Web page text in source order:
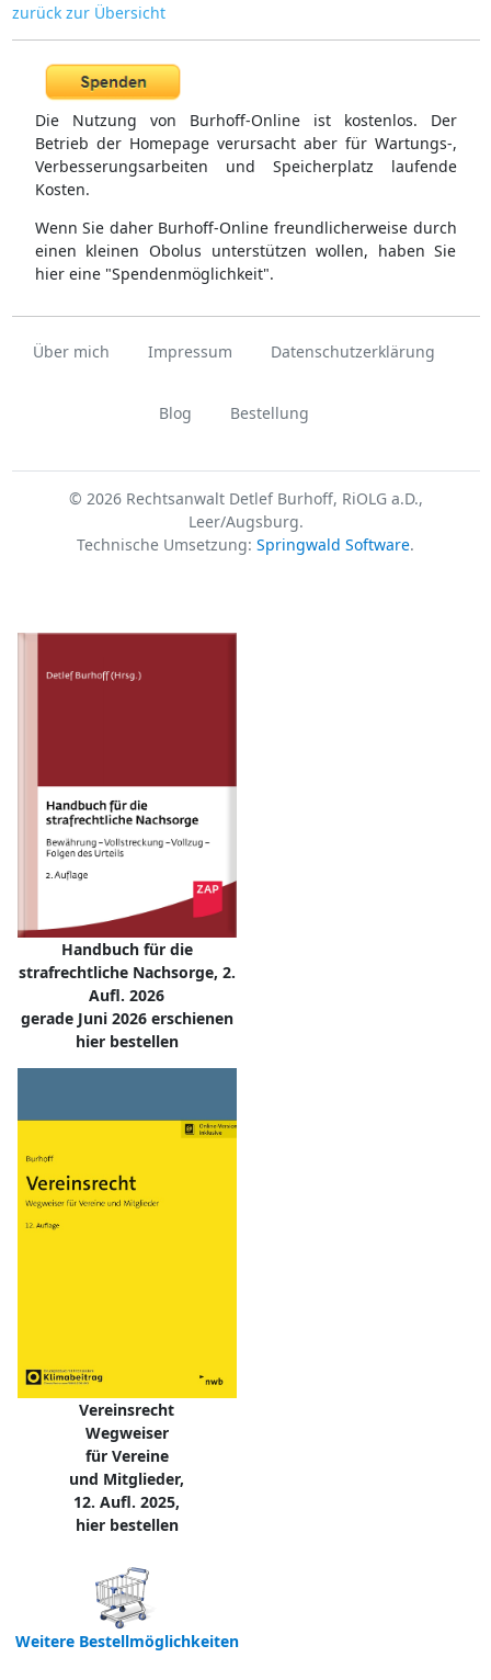
zurück zur Übersicht
Die Nutzung von Burhoff-Online ist kostenlos. Der
Betrieb der Homepage verursacht aber für Wartungs-,
Verbesserungsarbeiten und Speicherplatz laufende
Kosten.
Wenn Sie daher Burhoff-Online freundlicherweise durch
einen kleinen Obolus unterstützen wollen, haben Sie
hier eine "Spendenmöglichkeit".
Über mich Impressum Datenschutzerklärung
Blog Bestellung
© 2026 Rechtsanwalt Detlef Burhoff, RiOLG a.D.,
Leer/Augsburg.
Technische Umsetzung: Springwald Software.
Handbuch für die
strafrechtliche Nachsorge, 2.
Aufl. 2026
gerade Juni 2026 erschienen
hier bestellen
Vereinsrecht
Wegweiser
für Vereine
und Mitglieder,
12. Aufl. 2025,
hier bestellen
Weitere Bestellmöglichkeiten